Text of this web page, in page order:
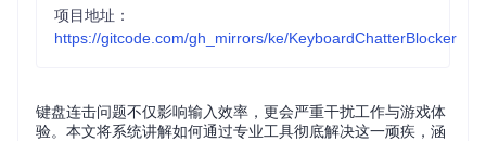
项目地址：
https://gitcode.com/gh_mirrors/ke/KeyboardChatterBlocker
键盘连击问题不仅影响输入效率，更会严重干扰工作与游戏体
验。本文将系统讲解如何通过专业工具彻底解决这一顽疾，涵